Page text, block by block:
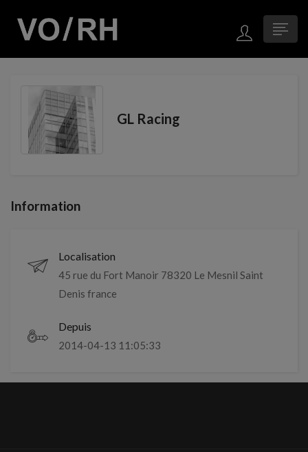
GL Racing
Information
Localisation
45 rue du Fort Manoir 78320 Le Mesnil Saint
Denis france
Depuis
2014-04-13 11:05:33